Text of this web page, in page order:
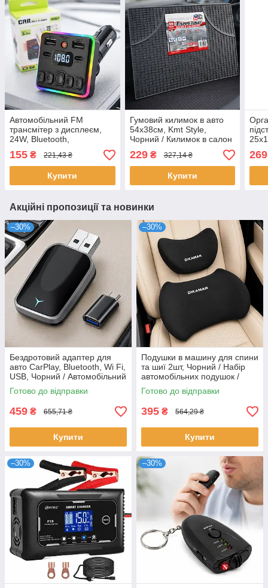
Автомобільний FM
трансмітер з дисплеєм,
24W, Bluetooth,
2хUSB+Type-C, MOD MS7,
Чорний / ФМ модулятор в
авто від прикурювача
155 ₴ 221,43 ₴
Купити
Гумовий килимок в авто
54х38см, Kmt Style,
Чорний / Килимок в салон
килимок / PVC килимок
для авто
229₴ 327,14 ₴
Купити
на
Акційні пропозиції та новинки
–30%
Бездротовий адаптер для
авто CarPlay, Bluetooth, Wi Fi,
USB, Чорний / Автомобільний
адаптер / Карплей в машину
/ Автоадаптер
Готово до відправки
459 ₴ 655,71 ₴
Купити
–30%
Подушки в машину для спини
та шиї 2шт, Чорний / Набір
автомобільних подушок /
Автоподушки
Готово до відправки
395 ₴ 564,29 ₴
Купити
–30% –30%